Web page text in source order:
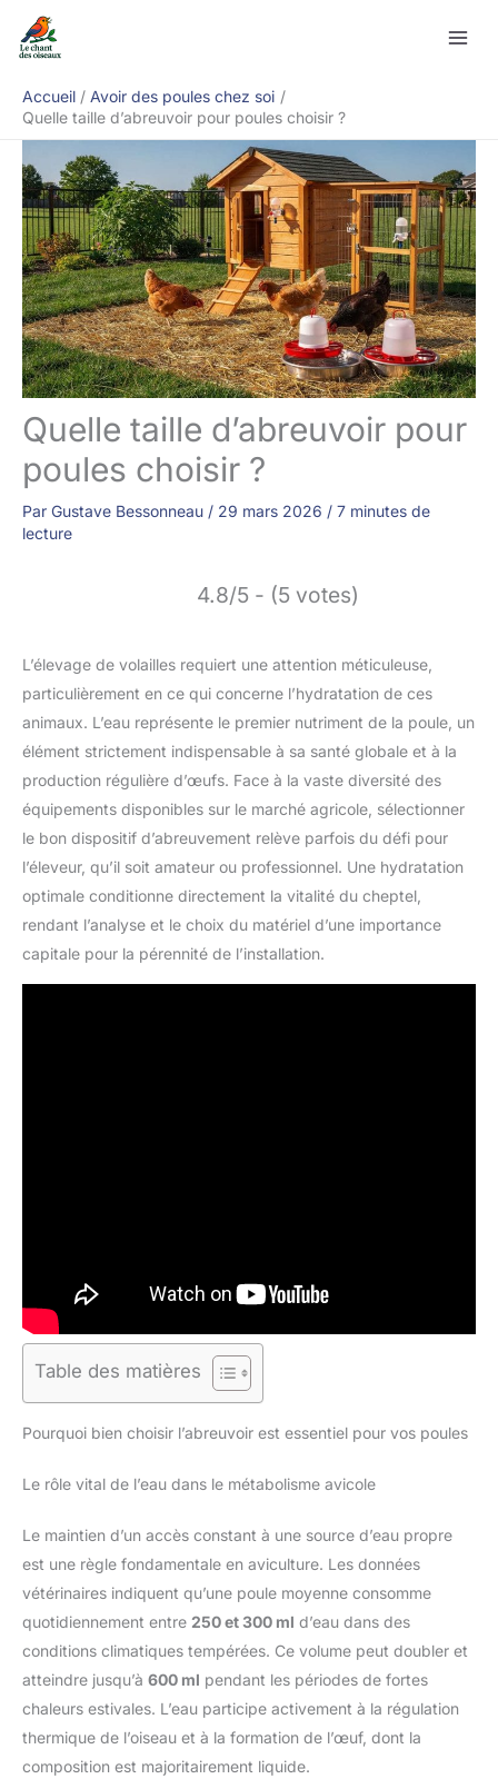
Accueil
Avoir des poules chez soi
Quelle taille d’abreuvoir pour poules choisir ?
Quelle taille d’abreuvoir pour
poules choisir ?
Par Gustave Bessonneau / 29 mars 2026 / 7 minutes de
lecture
4.8/5 - (5 votes)
L’élevage de volailles requiert une attention méticuleuse,
particulièrement en ce qui concerne l’hydratation de ces
animaux. L’eau représente le premier nutriment de la poule, un
élément strictement indispensable à sa santé globale et à la
production régulière d’œufs. Face à la vaste diversité des
équipements disponibles sur le marché agricole, sélectionner
le bon dispositif d’abreuvement relève parfois du défi pour
l’éleveur, qu’il soit amateur ou professionnel. Une hydratation
optimale conditionne directement la vitalité du cheptel,
rendant l’analyse et le choix du matériel d’une importance
capitale pour la pérennité de l’installation.
Table des matières
Pourquoi bien choisir l’abreuvoir est essentiel pour vos poules
Le rôle vital de l’eau dans le métabolisme avicole
Le maintien d’un accès constant à une source d’eau propre
est une règle fondamentale en aviculture. Les données
vétérinaires indiquent qu’une poule moyenne consomme
quotidiennement entre 250 et 300 ml d’eau dans des
conditions climatiques tempérées. Ce volume peut doubler et
atteindre jusqu’à 600 ml pendant les périodes de fortes
chaleurs estivales. L’eau participe activement à la régulation
thermique de l’oiseau et à la formation de l’œuf, dont la
composition est majoritairement liquide.
Rechercher